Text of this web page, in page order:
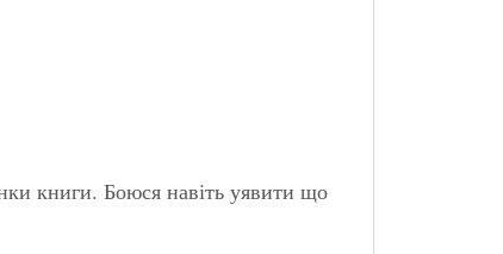
книги. Боюся навіть уявити що